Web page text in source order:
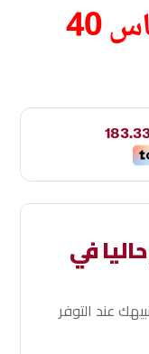
في
عند التوفر